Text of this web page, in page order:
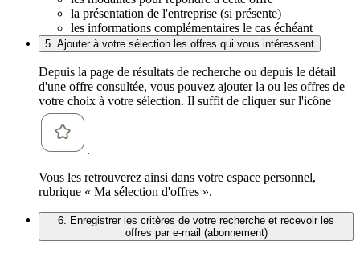
la présentation de l'entreprise (si présente)
les informations complémentaires le cas échéant
5. Ajouter à votre sélection les offres qui vous intéressent
Depuis la page de résultats de recherche ou depuis le détail
d'une offre consultée, vous pouvez ajouter la ou les offres de
votre choix à votre sélection. Il suffit de cliquer sur l'icône
.
Vous les retrouverez ainsi dans votre espace personnel,
rubrique « Ma sélection d'offres ».
6. Enregistrer les critères de votre recherche et recevoir les
offres par e-mail (abonnement)